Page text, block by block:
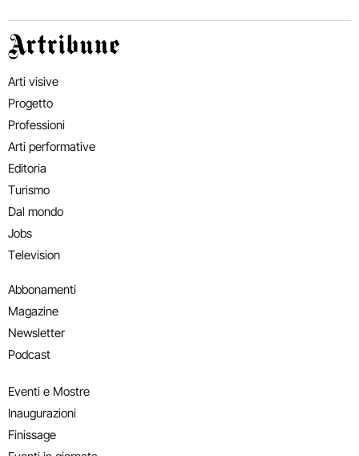
Artribune
Arti visive
Progetto
Professioni
Arti performative
Editoria
Turismo
Dal mondo
Jobs
Television
Abbonamenti
Magazine
Newsletter
Podcast
Eventi e Mostre
Inaugurazioni
Finissage